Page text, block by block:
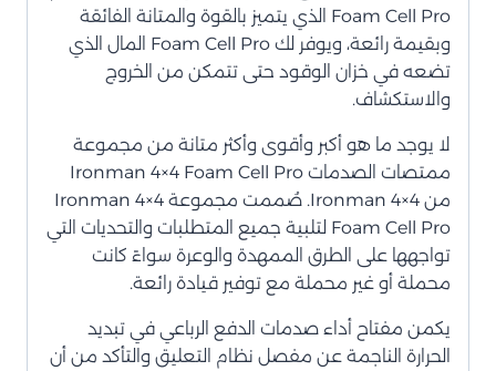
Foam Cell Pro الذي يتميز بالقوة والمتانة الفائقة
وبقيمة رائعة، ويوفر لك Foam Cell Pro المال الذي
تضعه في خزان الوقود حتى تتمكن من الخروج
والاستكشاف.
لا يوجد ما هو أكبر وأقوى وأكثر متانة من مجموعة
ممتصات الصدمات Ironman 4×4 Foam Cell Pro
من Ironman 4×4. صُممت مجموعة Ironman 4×4
Foam Cell Pro لتلبية جميع المتطلبات والتحديات التي
تواجهها على الطرق الممهدة والوعرة سواءً كانت
محملة أو غير محملة مع توفير قيادة رائعة.
يكمن مفتاح أداء صدمات الدفع الرباعي في تبديد
الحرارة الناجمة عن مفصل نظام التعليق والتأكد من أن